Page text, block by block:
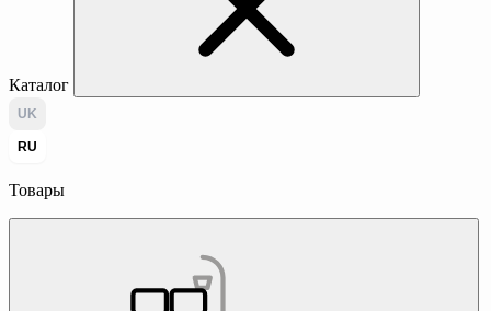
Каталог
UK
RU
Товары